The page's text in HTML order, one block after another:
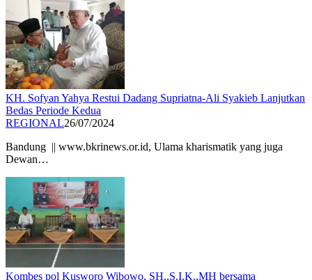
KH. Sofyan Yahya Restui Dadang Supriatna-Ali Syakieb Lanjutkan
Bedas Periode Kedua
REGIONAL26/07/2024
Bandung || www.bkrinews.or.id, Ulama kharismatik yang juga
Dewan…
Kombes pol Kusworo Wibowo, SH.,S.I.K.,MH bersama